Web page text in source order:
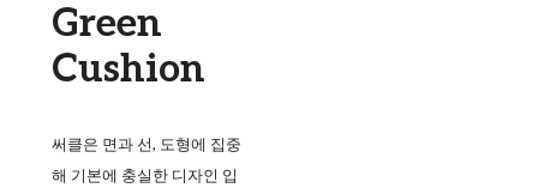
Green
Cushion
써클은 면과 선, 도형에 집중
해 기본에 충실한 디자인 입